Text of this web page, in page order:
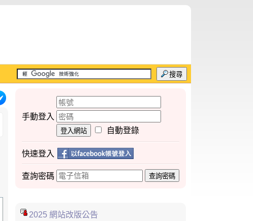
搜尋
手動登入
登入網站 自動登錄
快速登入
查詢密碼 查詢密碼
2025 網站改版公告